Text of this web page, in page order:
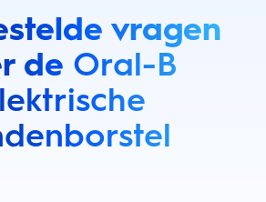
vragen
de Oral-B